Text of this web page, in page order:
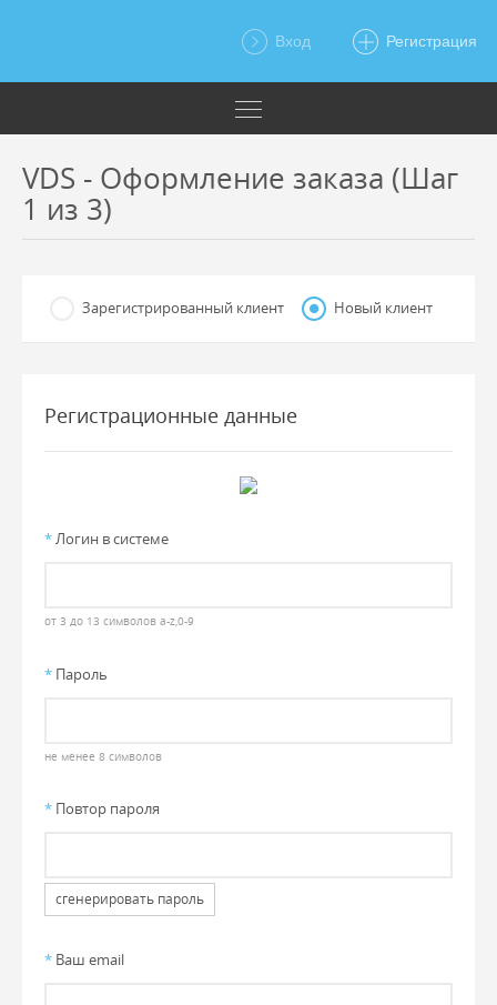
Вход Регистрация
VDS - Оформление заказа (Шаг
1 из 3)
Зарегистрированный клиент Новый клиент
Регистрационные данные
*Логин в системе
от 3 до 13 символов a-z,0-9
* Пароль
не менее 8 символов
* Повтор пароля
сгенерировать пароль
* Ваш email